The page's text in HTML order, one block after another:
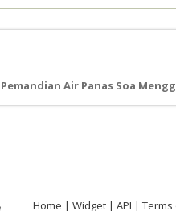
Air Panas Soa
Home Widget API Terms